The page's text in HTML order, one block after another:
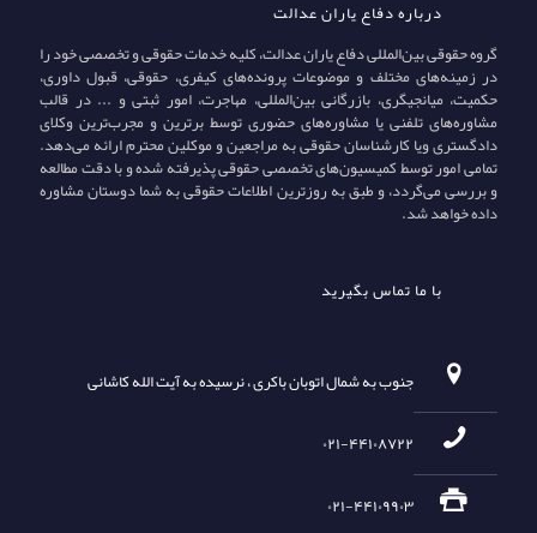
درباره دفاع یاران عدالت
گروه حقوقی بین‌المللی دفاع یاران عدالت، کلیه خدمات حقوقی و تخصصی خود را
در زمینه‌های مختلف و موضوعات پرونده‌های کیفری، حقوقی، قبول داوری،
حکمیت، میانجیگری، بازرگانی بین‌المللی، مهاجرت، امور ثبتی و ... در قالب
مشاوره‌های تلفنی یا مشاوره‌های حضوری توسط برترین و مجرب‌ترین وکلای
دادگستری ویا کارشناسان حقوقی به مراجعین و موکلین محترم ارائه می‌دهد.
تمامی امور توسط کمیسیون‌های تخصصی حقوقی پذیرفته شده و با دقت مطالعه
و بررسی می‌گردد، و طبق به روزترین اطلاعات حقوقی به شما دوستان مشاوره
داده خواهد شد.
با ما تماس بگیرید
جنوب به شمال اتوبان باکری ، نرسیده به آیت الله کاشانی
۰۲۱-۴۴۱۰۸۷۲۲
۰۲۱-۴۴۱۰۹۹۰۳